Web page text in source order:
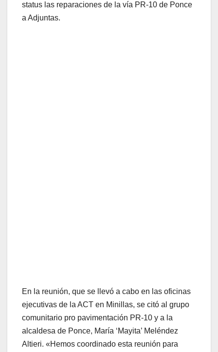
status las reparaciones de la vía PR-10 de Ponce
a Adjuntas.
En la reunión, que se llevó a cabo en las oficinas
ejecutivas de la ACT en Minillas, se citó al grupo
comunitario pro pavimentación PR-10 y a la
alcaldesa de Ponce, María ‘Mayita’ Meléndez
Altieri. «Hemos coordinado esta reunión para